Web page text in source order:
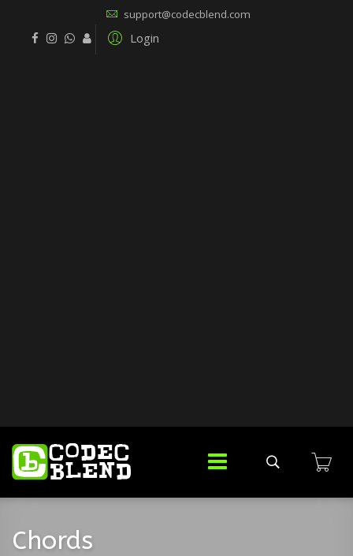
support@codecblend.com
Login
Chords